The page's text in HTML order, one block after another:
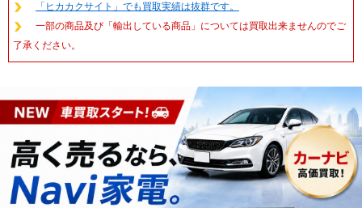
「ヒカカクサイト」でも買取実績は抜群です。
一部の商品及び「輸出している商品」については買取出来ませんのでご
了承ください。